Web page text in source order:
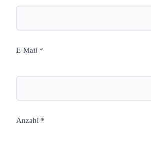
E-Mail *
Anzahl *